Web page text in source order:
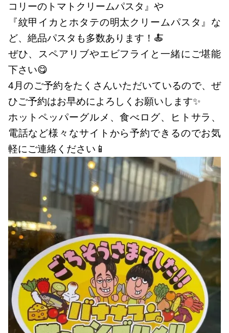
コリーのトマトクリームパスタ』や
『紋甲イカとホタテの明太クリームパスタ』な
ど、絶品パスタも多数あります！🍝
ぜひ、スペアリブやエビフライと一緒にご堪能
下さい😋
4月のご予約をたくさんいただいているので、ぜ
ひご予約はお早めによろしくお願いします✨
ホットペッパーグルメ、食べログ、ヒトサラ、
電話など様々なサイトから予約できるのでお気
軽にご連絡ください📱